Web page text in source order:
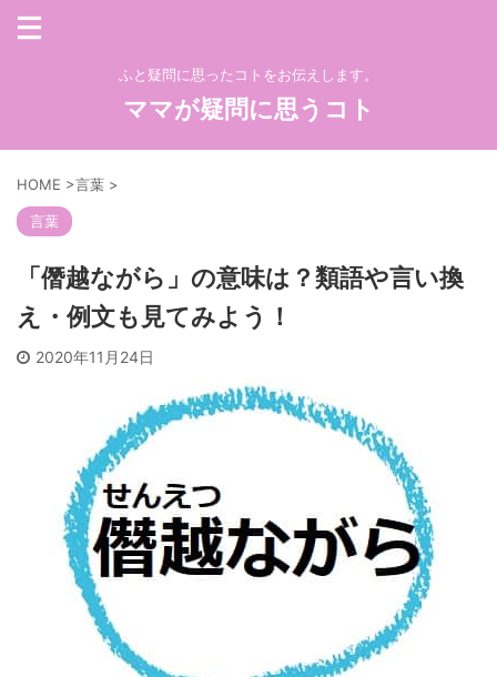
ふと疑問に思ったコトをお伝えします。
ママが疑問に思うコト
HOME >言葉 >
言葉
「僭越ながら」の意味は？類語や言い換
え・例文も見てみよう！
2020年11月24日